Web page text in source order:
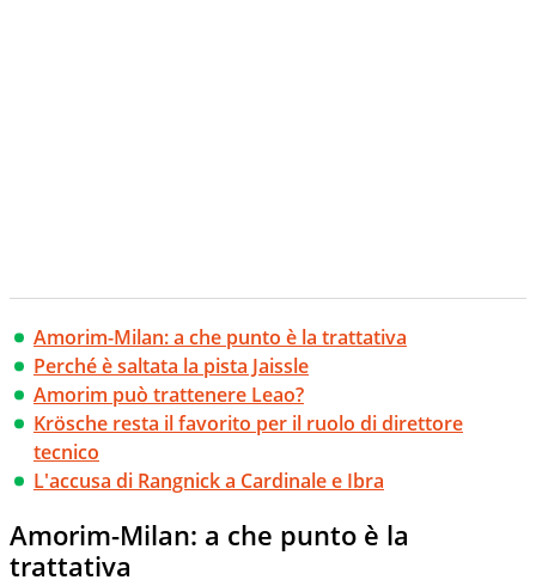
Amorim-Milan: a che punto è la trattativa
Perché è saltata la pista Jaissle
Amorim può trattenere Leao?
Krösche resta il favorito per il ruolo di direttore
tecnico
L'accusa di Rangnick a Cardinale e Ibra
Amorim-Milan: a che punto è la
trattativa